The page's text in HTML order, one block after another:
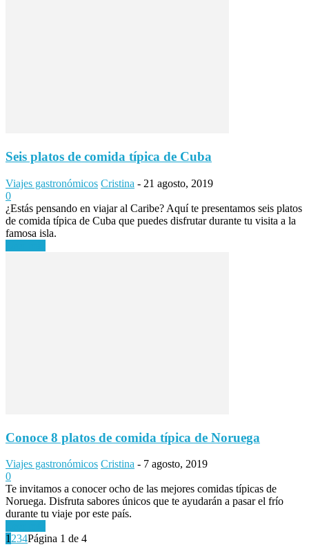
Seis platos de comida típica de Cuba
Viajes gastronómicos Cristina - 21 agosto, 2019
0
¿Estás pensando en viajar al Caribe? Aquí te presentamos seis platos
de comida típica de Cuba que puedes disfrutar durante tu visita a la
famosa isla.
Conoce 8 platos de comida típica de Noruega
Viajes gastronómicos Cristina - 7 agosto, 2019
0
Te invitamos a conocer ocho de las mejores comidas típicas de
Noruega. Disfruta sabores únicos que te ayudarán a pasar el frío
durante tu viaje por este país.
1 234Página 1 de 4